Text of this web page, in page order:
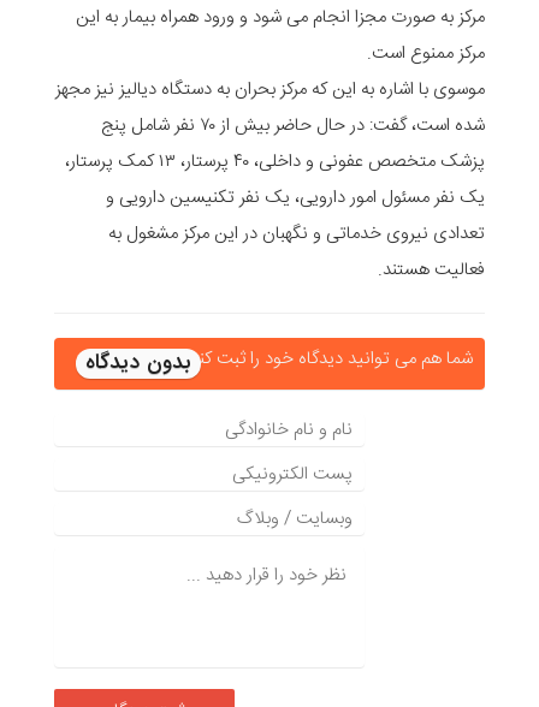
مرکز به صورت مجزا انجام می شود و ورود همراه بیمار به این
مرکز ممنوع است.
موسوی با اشاره به این که مرکز بحران به دستگاه دیالیز نیز مجهز
شده است، گفت: در حال حاضر بیش از ۷۰ نفر شامل پنج
پزشک متخصص عفونی و داخلی، ۴۰ پرستار، ۱۳ کمک پرستار،
یک نفر مسئول امور دارویی، یک نفر تکنیسین دارویی و
تعدادی نیروی خدماتی و نگهبان در این مرکز مشغول به
فعالیت هستند.
شما هم می توانید دیدگاه خود را ثبت کنید